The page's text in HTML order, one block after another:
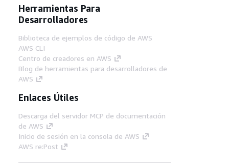
Herramientas Para
Desarrolladores
Biblioteca de ejemplos de código de AWS
AWS CLI
Centro de creadores en AWS
Blog de herramientas para desarrolladores de
AWS
Enlaces Útiles
Descarga del servidor MCP de documentación
de AWS
Inicio de sesión en la consola de AWS
AWS re:Post